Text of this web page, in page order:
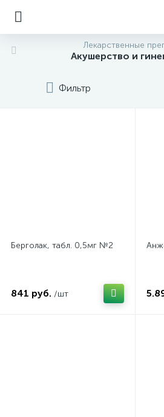
Лекарственные
Акушерство и
Фильтр
Берголак, табл. 0,5мг №2
841 руб. /шт